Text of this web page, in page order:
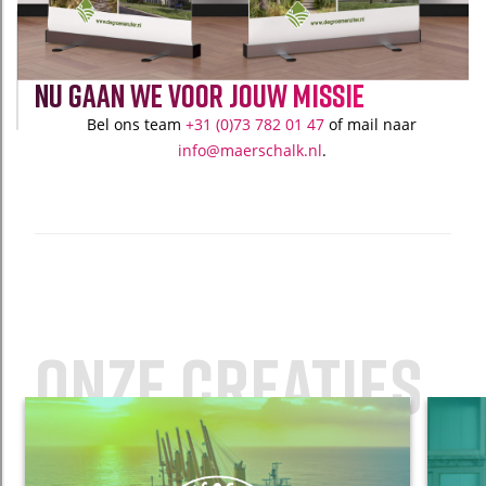
nu gaan we voor jouw missie
Bel ons team +31 (0)73 782 01 47 of mail naar
info@maerschalk.nl.
Onze creaties